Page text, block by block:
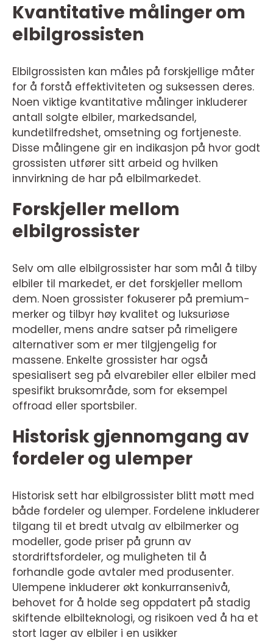
Kvantitative målinger om
elbilgrossisten
Elbilgrossisten kan måles på forskjellige måter
for å forstå effektiviteten og suksessen deres.
Noen viktige kvantitative målinger inkluderer
antall solgte elbiler, markedsandel,
kundetilfredshet, omsetning og fortjeneste.
Disse målingene gir en indikasjon på hvor godt
grossisten utfører sitt arbeid og hvilken
innvirkning de har på elbilmarkedet.
Forskjeller mellom
elbilgrossister
Selv om alle elbilgrossister har som mål å tilby
elbiler til markedet, er det forskjeller mellom
dem. Noen grossister fokuserer på premium-
merker og tilbyr høy kvalitet og luksuriøse
modeller, mens andre satser på rimeligere
alternativer som er mer tilgjengelig for
massene. Enkelte grossister har også
spesialisert seg på elvarebiler eller elbiler med
spesifikt bruksområde, som for eksempel
offroad eller sportsbiler.
Historisk gjennomgang av
fordeler og ulemper
Historisk sett har elbilgrossister blitt møtt med
både fordeler og ulemper. Fordelene inkluderer
tilgang til et bredt utvalg av elbilmerker og
modeller, gode priser på grunn av
stordriftsfordeler, og muligheten til å
forhandle gode avtaler med produsenter.
Ulempene inkluderer økt konkurransenivå,
behovet for å holde seg oppdatert på stadig
skiftende elbilteknologi, og risikoen ved å ha et
stort lager av elbiler i en usikker